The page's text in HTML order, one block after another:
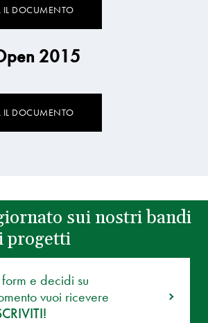
IL DOCUMENTO
2015
IL DOCUMENTO
sui nostri bandi
progetti
e decidi su
vuoi ricevere